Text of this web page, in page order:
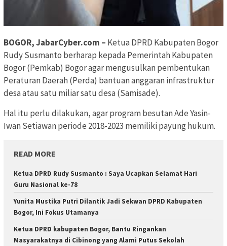
BOGOR, JabarCyber.com – Ketua DPRD Kabupaten Bogor
Rudy Susmanto berharap kepada Pemerintah Kabupaten
Bogor (Pemkab) Bogor agar mengusulkan pembentukan
Peraturan Daerah (Perda) bantuan anggaran infrastruktur
desa atau satu miliar satu desa (Samisade).
Hal itu perlu dilakukan, agar program besutan Ade Yasin-
Iwan Setiawan periode 2018-2023 memiliki payung hukum.
READ MORE
Ketua DPRD Rudy Susmanto : Saya Ucapkan Selamat Hari
Guru Nasional ke-78
Yunita Mustika Putri Dilantik Jadi Sekwan DPRD Kabupaten
Bogor, Ini Fokus Utamanya
Ketua DPRD kabupaten Bogor, Bantu Ringankan
Masyarakatnya di Cibinong yang Alami Putus Sekolah